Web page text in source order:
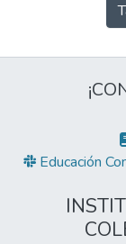
Educación